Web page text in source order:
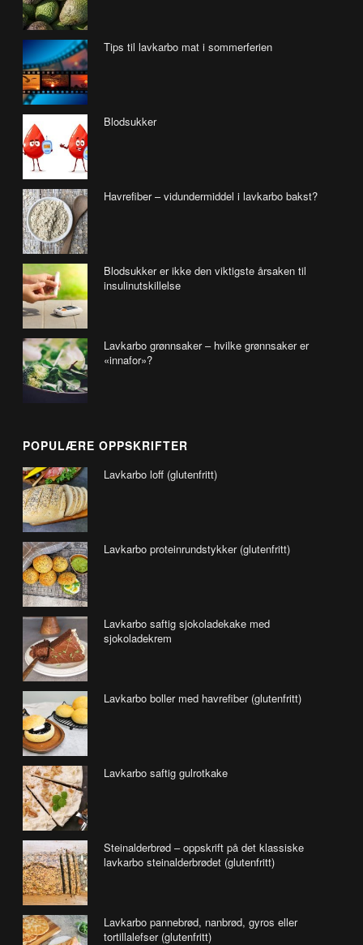
Tips til lavkarbo mat i sommerferien
Blodsukker
Havrefiber – vidundermiddel i lavkarbo bakst?
Blodsukker er ikke den viktigste årsaken til
insulinutskillelse
Lavkarbo grønnsaker – hvilke grønnsaker er
«innafor»?
POPULÆRE OPPSKRIFTER
Lavkarbo loff (glutenfritt)
Lavkarbo proteinrundstykker (glutenfritt)
Lavkarbo saftig sjokoladekake med
sjokoladekrem
Lavkarbo boller med havrefiber (glutenfritt)
Lavkarbo saftig gulrotkake
Steinalderbrød – oppskrift på det klassiske
lavkarbo steinalderbrødet (glutenfritt)
Lavkarbo pannebrød, nanbrød, gyros eller
tortillalefser (glutenfritt)